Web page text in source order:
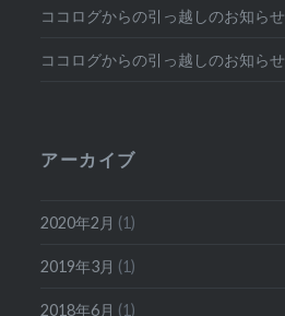
ココログからの引っ越しのお知らせ
ココログからの引っ越しのお知らせ
アーカイブ
2020年2月 (1)
2019年3月 (1)
2018年6月 (1)